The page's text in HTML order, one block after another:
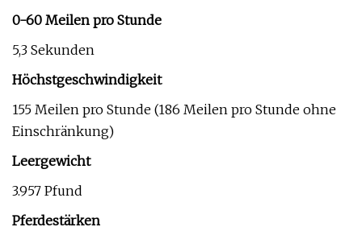
0-60 Meilen pro Stunde
5,3 Sekunden
Höchstgeschwindigkeit
155 Meilen pro Stunde (186 Meilen pro Stunde ohne
Einschränkung)
Leergewicht
3.957 Pfund
Pferdestärken